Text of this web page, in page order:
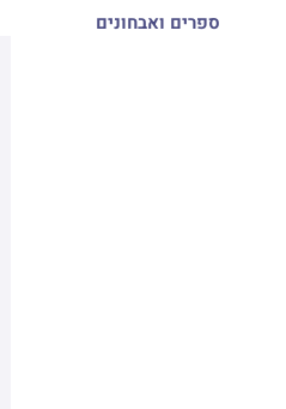
ספרים ואבחונים